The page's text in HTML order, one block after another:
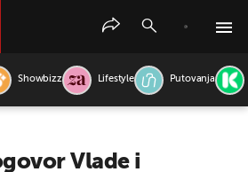
Showbizz Lifestyle Putovanja
Vlade i